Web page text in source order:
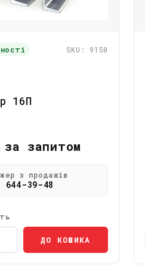
SKU: 9150
16П
за запитом
з продажів
644-39-48
ДО КОШИКА